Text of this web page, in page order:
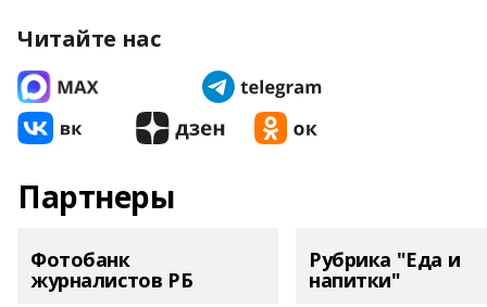
Читайте нас
Партнеры
Фотобанк
журналистов РБ
Рубрика "Еда и
напитки"